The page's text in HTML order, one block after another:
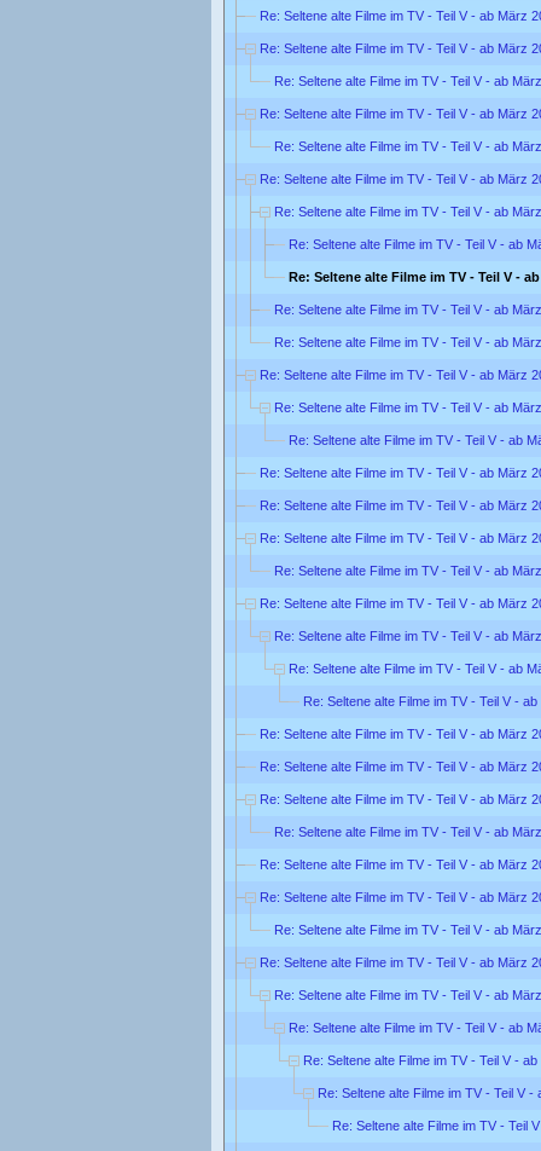
Re: Seltene alte Filme im TV - Teil V - ab März
Re: Seltene alte Filme im TV - Teil V - ab März
Re: Seltene alte Filme im TV - Teil V - ab
Re: Seltene alte Filme im TV - Teil V - ab März
Re: Seltene alte Filme im TV - Teil V - ab
Re: Seltene alte Filme im TV - Teil V - ab März
Re: Seltene alte Filme im TV - Teil V - ab
Re: Seltene alte Filme im TV - Teil V - ab
Re: Seltene alte Filme im TV - Teil V -
Re: Seltene alte Filme im TV - Teil V - ab
Re: Seltene alte Filme im TV - Teil V - ab
Re: Seltene alte Filme im TV - Teil V - ab März
Re: Seltene alte Filme im TV - Teil V - ab
Re: Seltene alte Filme im TV - Teil V - ab
Re: Seltene alte Filme im TV - Teil V - ab März
Re: Seltene alte Filme im TV - Teil V - ab März
Re: Seltene alte Filme im TV - Teil V - ab März
Re: Seltene alte Filme im TV - Teil V - ab
Re: Seltene alte Filme im TV - Teil V - ab März
Re: Seltene alte Filme im TV - Teil V - ab
Re: Seltene alte Filme im TV - Teil V - ab
Re: Seltene alte Filme im TV - Teil V -
Re: Seltene alte Filme im TV - Teil V - ab März
Re: Seltene alte Filme im TV - Teil V - ab März
Re: Seltene alte Filme im TV - Teil V - ab März
Re: Seltene alte Filme im TV - Teil V - ab
Re: Seltene alte Filme im TV - Teil V - ab März
Re: Seltene alte Filme im TV - Teil V - ab März
Re: Seltene alte Filme im TV - Teil V - ab
Re: Seltene alte Filme im TV - Teil V - ab März
Re: Seltene alte Filme im TV - Teil V - ab
Re: Seltene alte Filme im TV - Teil V - ab
Re: Seltene alte Filme im TV - Teil V -
Re: Seltene alte Filme im TV - Teil V -
Re: Seltene alte Filme im TV - Teil